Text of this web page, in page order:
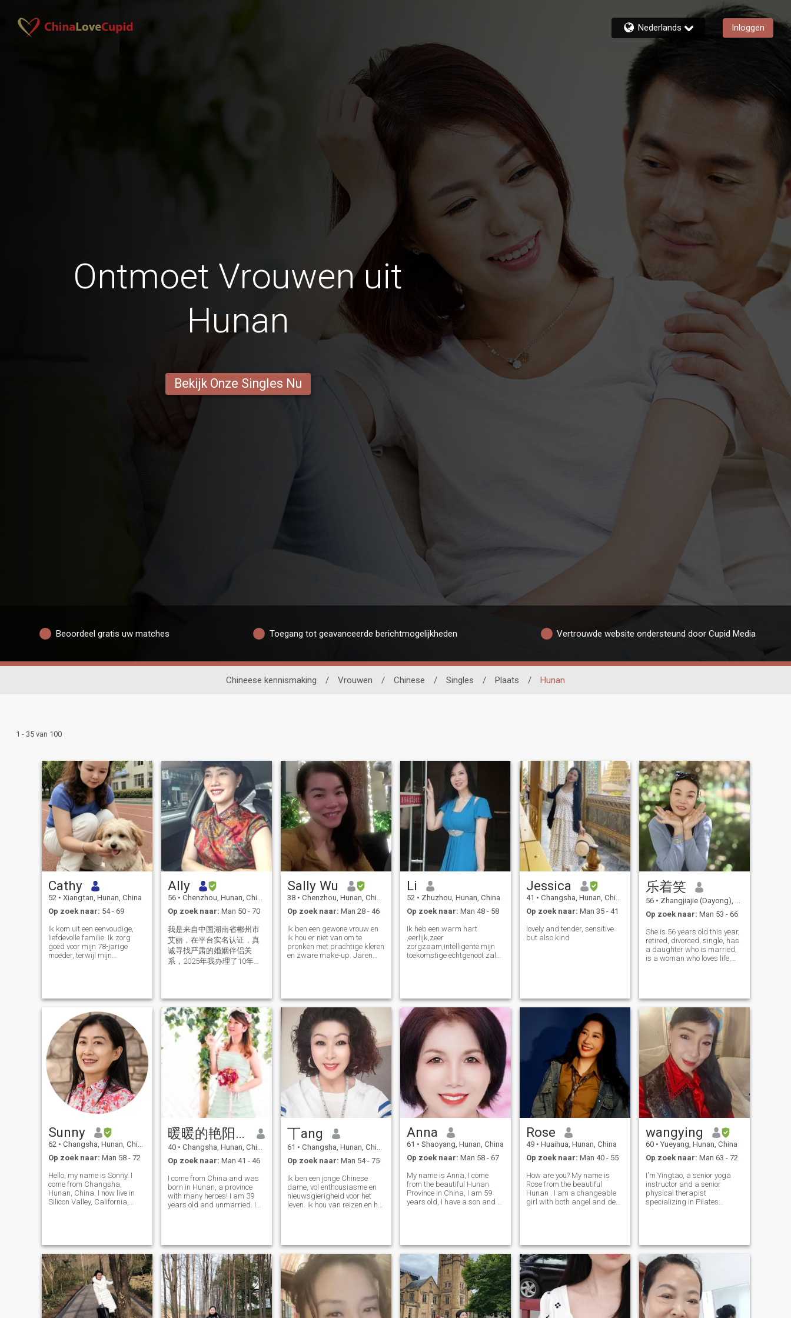
Nederlands Inloggen
Ontmoet Vrouwen uit
Hunan
Bekijk Onze Singles Nu
Beoordeel gratis uw matches Toegang tot geavanceerde berichtmogelijkheden Vertrouwde website ondersteund door Cupid Media
Chineese kennismaking / Vrouwen / Chinese / Singles / Plaats / Hunan
1 - 35 van 100
Cathy
52 • Xiangtan, Hunan, China
Op zoek naar: 54 - 69
Ik kom uit een eenvoudige,
liefdevolle familie. Ik zorg
goed voor mijn 78-jarige
moeder, terwijl mijn
familiebedragen. Ik ben een
volwassen vrouw met mijn
eigen gedachten en
waarden. Ik heb een goed
uitgebalanceerde
persoonlijkheid - warm,
levendig en toch kalm. Ik leef
een gezond leven zonder
slechte gewoonten: ik rook of
drink geen alcohol. Ik hou van
een rustig en vredig leven,
van de natuur en van
diepgaande gesprekken,
wandelen en koken, en van
een ontspannen, verfijnde Ik
waardeer eerlijkheid,
loyaliteit, wederzijds respect
dan materiële dingen. Ik
haat hypocrisie, arrogantie,
kinderachtigheid en
emotionele spelletjes. I long
verlang naar oprechte,
hartelijke liefde met een
soulmate die dezelfde
waarden en spirituele
frequentie Ik hoop een
stabiele, verantwoordelijke,
volwassen partner te
ontmoeten die trouw, open-
Ally
56 • Chenzhou, Hunan, China
Op zoek naar: Man 50 - 70
我是来自中国湖南省郴州市
艾丽，在平台实名认证，真
诚寻找严肃的婚姻伴侣关
系，2025年我办理了10年美
良，感情专一，对爱情婚姻
忠贞不渝的女人。喜欢健
身，阅读，养花种植，散
步，烹饪，喜欢健康简单安
静的生活方式。
Sally Wu
38 • Chenzhou, Hunan, China
Op zoek naar: Man 28 - 46
Ik ben een gewone vrouw en
ik hou er niet van om te
pronken met prachtige kleren
en zware make-up. Jaren
volhardend en attent. Je zult
het makkelijk vinden om met
mij om te gaan. Ik kijk ernaar
uit om een serieuze relatie
met de juiste persoon te
beginnen via dit platform,
ongeacht de afstand tussen
ons. Ik wil liefhebben en
geliefd worden. Ik heb een
diep verlangen naar een
langdurige en stabiele relatie
met de man waar ik van hou.
Hopelijk kan ik hem elke dag
kussen en knuffelen, en
samen wakker worden. Ik
kan zelfs die foto in mijn
hoofd zien... we worden
verliefd op elkaar en dan
gaan we ooit trouwen. Naar
mijn mening is noch schijn
noch geld de sleutel tot een
lang en gelukkig
transnationaal huwelijk. Het
leren om voordelen en
complementariteit tussen hen
te waarderen. Ik zal je
helemaal vergezellen. Als het
leven ons uitdaagt, laten we
ons best doen om het te
overwinnen; terwijl we dat
niet kunnen, zullen we elkaar
Li
52 • Zhuzhou, Hunan, China
Op zoek naar: Man 48 - 58
Ik heb een warm hart
,eerlijk,zeer
zorgzaam,intelligente.mijn
toekomstige echtgenoot zal
,dansen,travel.ect. Ik
bloemen,ik draag mooie
jurkjes.en ik doe oefeningen
houden gezondheid en
vorm.en verblijf in een goed
humeur. Mijn hobby is ook
een korte wandeling met een
groep en eten in
restaurantjes in weekend.
Jessica
41 • Changsha, Hunan, China
Op zoek naar: Man 35 - 41
lovely and tender, sensitive
but also kind
乐着笑
56 • Zhangjiajie (Dayong), Hunan, China
Op zoek naar: Man 53 - 66
She is 56 years old this year,
retired, divorced, single, has
a daughter who is married,
is a woman who loves life,
climbing, likes to travel, cooki
Sunny
62 • Changsha, Hunan, China
Op zoek naar: Man 58 - 72
Hello, my name is Sonny. I
come from Changsha,
Hunan, China. I now live in
Silicon Valley, California,
youth education for more
than 30 years.
暖暖的艳阳天
40 • Changsha, Hunan, China
Op zoek naar: Man 41 - 46
I come from China and was
born in Hunan, a province
with many heroes! I am 39
years old and unmarried. I
romantic love. I like outdoor
activities,
丅ang
61 • Changsha, Hunan, China
Op zoek naar: Man 54 - 75
Ik ben een jonge Chinese
dame, vol enthousiasme en
nieuwsgierigheid voor het
leven. Ik hou van reizen en het
van elke hoek van de wereld
met een geliefde man,
geconfronteerd met het leven
Uitdagingen met een
glimlach. Ik droom om mijn
leven te delen met een man
wiens waarden
overeenkomen met de mijne,
Anna
61 • Shaoyang, Hunan, China
Op zoek naar: Man 58 - 67
My name is Anna, I come
from the beautiful Hunan
Province in China, I am 59
years old, I have a son and a
I am gentle, kind-hearted,
respect the
Rose
49 • Huaihua, Hunan, China
Op zoek naar: Man 40 - 55
How are you? My name is
Rose from the beautiful
Hunan . I am a changeable
girl with both angel and devil
part. I laughed very sweetly
wangying
60 • Yueyang, Hunan, China
Op zoek naar: Man 63 - 72
I'm Yingtao, a senior yoga
instructor and a senior
physical therapist
specializing in Pilates
optimism, kindness and